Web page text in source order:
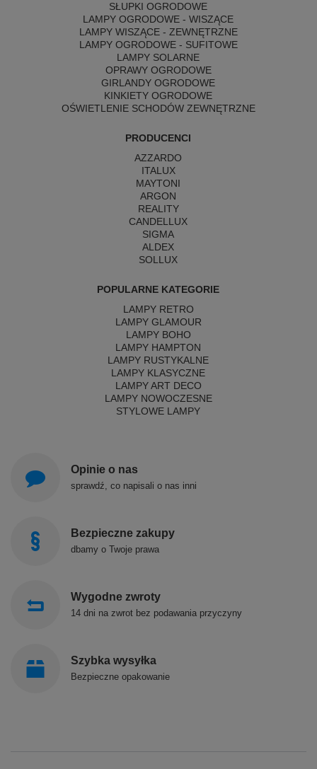
SŁUPKI OGRODOWE
LAMPY OGRODOWE - WISZĄCE
LAMPY WISZĄCE - ZEWNĘTRZNE
LAMPY OGRODOWE - SUFITOWE
LAMPY SOLARNE
OPRAWY OGRODOWE
GIRLANDY OGRODOWE
KINKIETY OGRODOWE
OŚWIETLENIE SCHODÓW ZEWNĘTRZNE
PRODUCENCI
AZZARDO
ITALUX
MAYTONI
ARGON
REALITY
CANDELLUX
SIGMA
ALDEX
SOLLUX
POPULARNE KATEGORIE
LAMPY RETRO
LAMPY GLAMOUR
LAMPY BOHO
LAMPY HAMPTON
LAMPY RUSTYKALNE
LAMPY KLASYCZNE
LAMPY ART DECO
LAMPY NOWOCZESNE
STYLOWE LAMPY
Opinie o nas
sprawdź, co napisali o nas inni
Bezpieczne zakupy
dbamy o Twoje prawa
Wygodne zwroty
14 dni na zwrot bez podawania przyczyny
Szybka wysyłka
Bezpieczne opakowanie